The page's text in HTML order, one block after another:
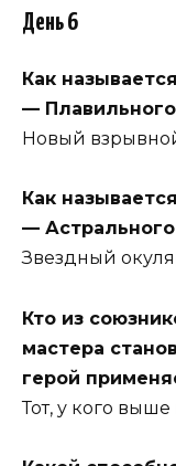
День 6
Как
—
Новый
Как
— Астрального
Звездный
Кто из
мастера
герой
Тот, у кого